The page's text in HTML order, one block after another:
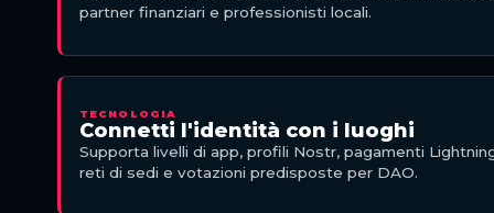
partner finanziari e professionisti locali.
TECNOLOGIA
Connetti l'identità con i luoghi
Supporta livelli di app, profili Nostr, pagamenti
reti di sedi e votazioni predisposte per DAO.